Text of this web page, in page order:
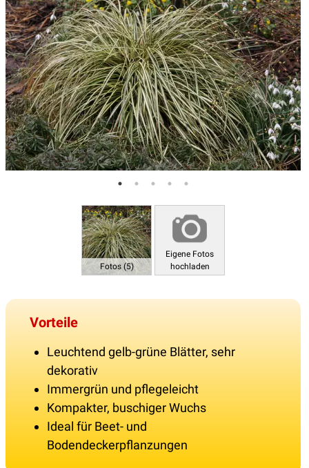
Fotos (5)
Eigene Fotos
hochladen
Vorteile
Leuchtend gelb-grüne Blätter, sehr
dekorativ
Immergrün und pflegeleicht
Kompakter, buschiger Wuchs
Ideal für Beet- und
Bodendeckerpflanzungen